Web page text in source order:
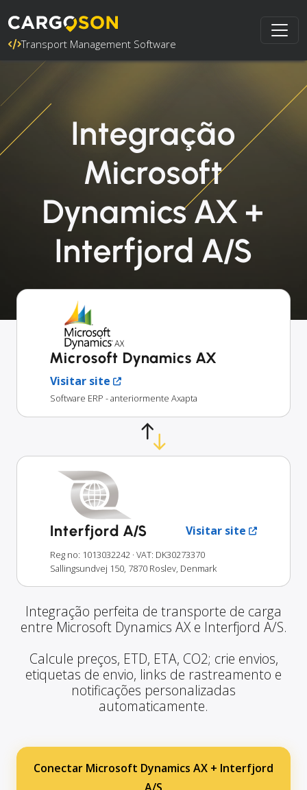
Transport Management Software
Integração
Microsoft
Dynamics AX +
Interfjord A/S
Microsoft Dynamics AX
Visitar site
Software ERP - anteriormente Axapta
Interfjord A/S Visitar site
Reg no: 1013032242 · VAT: DK30273370
Sallingsundvej 150, 7870 Roslev, Denmark
Integração perfeita de transporte de carga
entre Microsoft Dynamics AX e Interfjord A/S.
Calcule preços, ETD, ETA, CO2; crie envios,
etiquetas de envio, links de rastreamento e
notificações personalizadas
automaticamente.
Conectar Microsoft Dynamics AX + Interfjord